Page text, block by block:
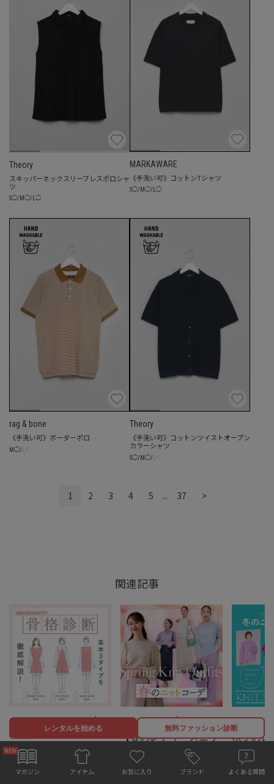
Theory
スキッパーネックスリーブレスポロシャ
ツ
S◯/ M ◯/ L◯
MARKAWARE
《手洗い可》コットンTシャツ
S◯/ M ◯/ ◯
rag & bone
《手洗い可》ボーダーポロ
M ◯/
Theory
《手洗い可》コットンツイストオープン
カラーシャツ
S◯/ M ◯/
1 2 3 4 5 ... 37 >
関連記事
ファッションタイプ診断 /
格診断
【無料骨格診断付き】
ストレート・ウェー
コーディネート / アイテム
【春のレディースニッ
トコーデ特集】カラー
別＆シーン別の着こな
コーディネ
秋冬のレ
トコー
のはコ
マガジン アイテム お気に入り ブランド よくある質問
レンタルを始める 無料ファッション診断